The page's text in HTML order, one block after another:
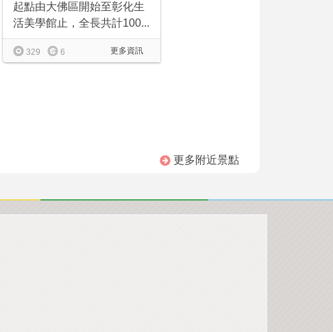
起點由大佛區開始至彰化生
活美學館止，全長共計100...
更多資訊
329 6
更多附近景點